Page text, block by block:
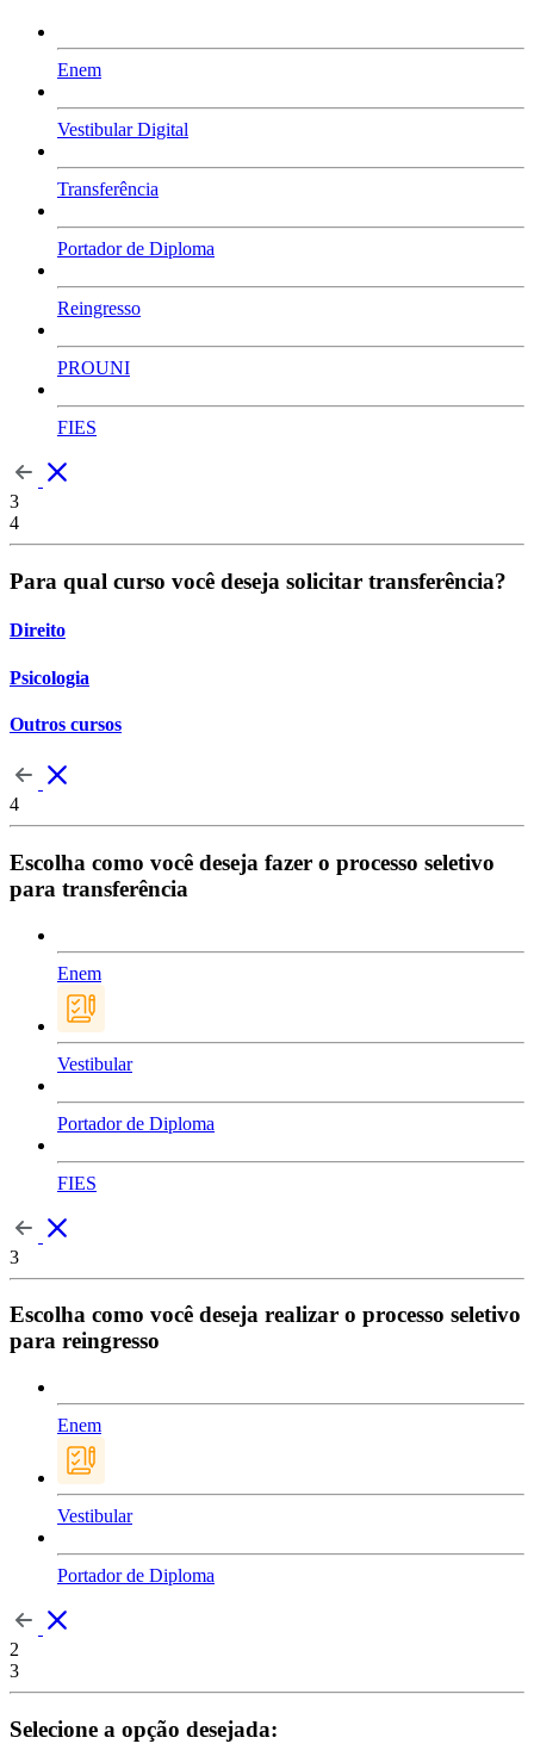
Enem
Vestibular Digital
Transferência
Portador de Diploma
Reingresso
PROUNI
FIES
3
4
Para qual curso você deseja solicitar transferência?
Direito
Psicologia
Outros cursos
4
Escolha como você deseja fazer o processo seletivo
para transferência
Enem
Vestibular
Portador de Diploma
FIES
3
Escolha como você deseja realizar o processo seletivo
para reingresso
Enem
Vestibular
Portador de Diploma
2
3
Selecione a opção desejada: